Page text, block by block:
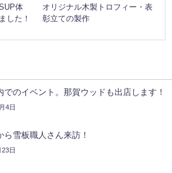
体
した！
オリジナル木製トロフィー・表
彰立ての製作
でのイベント。那賀ウッドも出店します！
4日
ら雪板職人さん来訪！
日